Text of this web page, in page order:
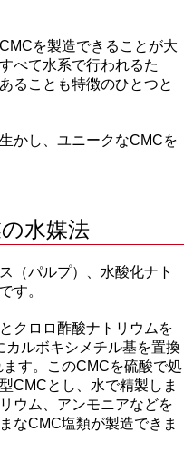
を製造できることが大
べて水系で行われるた
ることも特徴のひとつと
かし、ユニークなCMCを
水媒法
（パルプ）、水酸化ナト
す。
クロロ酢酸ナトリウムを
カルボキシメチル基を置換
す。このCMCを硫酸で処
CMCとし、水で精製しま
ウム、アンモニアなどを
なCMC塩類が製造できま